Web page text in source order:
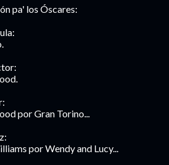
pa' los Óscares:
por Gran Torino...
por Wendy and Lucy...